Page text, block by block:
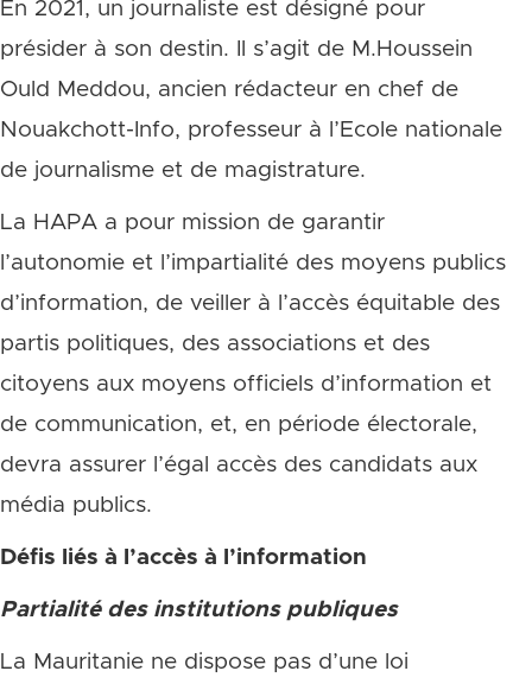
En 2021, un journaliste est désigné pour
présider à son destin. Il s’agit de M.Houssein
Ould Meddou, ancien rédacteur en chef de
Nouakchott-Info, professeur à l’Ecole nationale
de journalisme et de magistrature.
La HAPA a pour mission de garantir
l’autonomie et l’impartialité des moyens publics
d’information, de veiller à l’accès équitable des
partis politiques, des associations et des
citoyens aux moyens officiels d’information et
de communication, et, en période électorale,
devra assurer l’égal accès des candidats aux
média publics.
Défis liés à l’accès à l’information
Partialité des institutions publiques
La Mauritanie ne dispose pas d’une loi